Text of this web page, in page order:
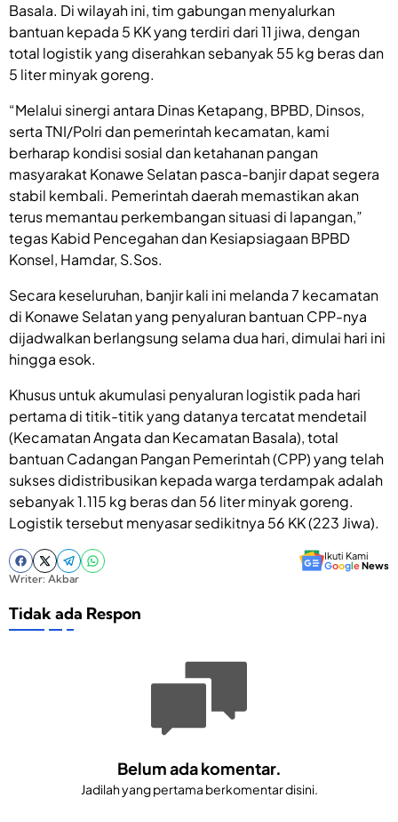
Basala. Di wilayah ini, tim gabungan menyalurkan
bantuan kepada 5 KK yang terdiri dari 11 jiwa, dengan
total logistik yang diserahkan sebanyak 55 kg beras dan
5 liter minyak goreng.
“Melalui sinergi antara Dinas Ketapang, BPBD, Dinsos,
serta TNI/Polri dan pemerintah kecamatan, kami
berharap kondisi sosial dan ketahanan pangan
masyarakat Konawe Selatan pasca-banjir dapat segera
stabil kembali. Pemerintah daerah memastikan akan
terus memantau perkembangan situasi di lapangan,”
tegas Kabid Pencegahan dan Kesiapsiagaan BPBD
Konsel, Hamdar, S.Sos.
Secara keseluruhan, banjir kali ini melanda 7 kecamatan
di Konawe Selatan yang penyaluran bantuan CPP-nya
dijadwalkan berlangsung selama dua hari, dimulai hari ini
hingga esok.
Khusus untuk akumulasi penyaluran logistik pada hari
pertama di titik-titik yang datanya tercatat mendetail
(Kecamatan Angata dan Kecamatan Basala), total
bantuan Cadangan Pangan Pemerintah (CPP) yang telah
sukses didistribusikan kepada warga terdampak adalah
sebanyak 1.115 kg beras dan 56 liter minyak goreng.
Logistik tersebut menyasar sedikitnya 56 KK (223 Jiwa).
Ikuti Kami
GoogleNews
Writer: Akbar
Tidak ada Respon
Belum ada komentar.
Jadilah yang pertama berkomentar disini.